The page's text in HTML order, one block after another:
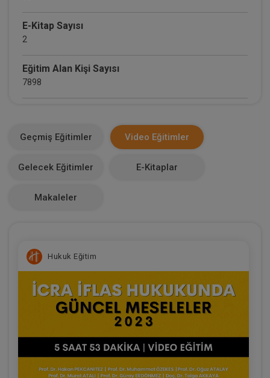
E-Kitap Sayısı
2
Eğitim Alan Kişi Sayısı
7898
0
Geçmiş Eğitimler Video Eğitimler
Gelecek Eğitimler E-Kitaplar
Makaleler
Hukuk Eğitim